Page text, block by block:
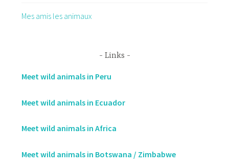
Mes amis les animaux
Links
Meet wild animals in Peru
Meet wild animals in Ecuador
Meet wild animals in Africa
Meet wild animals in Botswana / Zimbabwe